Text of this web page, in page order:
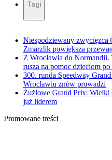
Tagi
Niespodziewany zwycięzca
Zmarzlik powiększa
Z Wrocławia do
rusza na pomoc dzieciom
300. runda Speedway
Wrocławiu znów prowadzi
Żużlowe Grand Prix: Wielki
już liderem
Promowane treści